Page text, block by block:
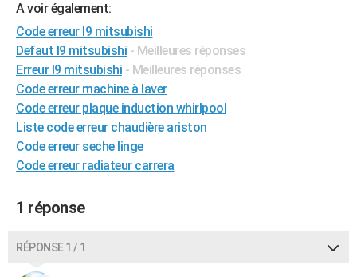
COPAINS D'AVANT
S'inscrire
Se connecter
Lycées
Collèges
Primaires
Universités
Entreprises
Service militaire
Avis de recherche
AVIS DE DÉCÈS
Bricolage
Lifestyle
Culture
Sport
Auto
Television
Voyage
Cinema
A voir également:
Code erreur l9 mitsubishi
Defaut l9 mitsubishi - Meilleures réponses
Erreur l9 mitsubishi - Meilleures réponses
Code erreur machine à laver
Code erreur plaque induction whirlpool
Liste code erreur chaudière ariston
Code erreur seche linge
Code erreur radiateur carrera
1 réponse
RÉPONSE 1 / 1